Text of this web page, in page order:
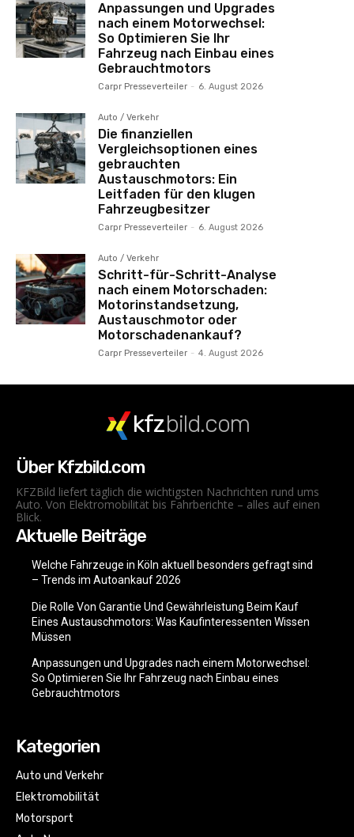
Anpassungen und Upgrades
nach einem Motorwechsel:
So Optimieren Sie Ihr
Fahrzeug nach Einbau eines
Gebrauchtmotors
Carpr Presseverteiler - 6. August 2026
Auto / Verkehr
Die finanziellen
Vergleichsoptionen eines
gebrauchten
Austauschmotors: Ein
Leitfaden für den klugen
Fahrzeugbesitzer
Carpr Presseverteiler - 6. August 2026
Auto / Verkehr
Schritt-für-Schritt-Analyse
nach einem Motorschaden:
Motorinstandsetzung,
Austauschmotor oder
Motorschadenankauf?
Carpr Presseverteiler - 4. August 2026
kfzbild.com
Über Kfzbild.com
KFZBild liefert täglich die wichtigsten Nachrichten rund ums
Auto. Von Elektromobilität bis Fahrberichte – alles auf einen
Blick.
Aktuelle Beiträge
Welche Fahrzeuge in Köln aktuell besonders gefragt sind
– Trends im Autoankauf 2026
Die Rolle Von Garantie Und Gewährleistung Beim Kauf
Eines Austauschmotors: Was Kaufinteressenten Wissen
Müssen
Anpassungen und Upgrades nach einem Motorwechsel:
So Optimieren Sie Ihr Fahrzeug nach Einbau eines
Gebrauchtmotors
Kategorien
Auto und Verkehr
Elektromobilität
Motorsport